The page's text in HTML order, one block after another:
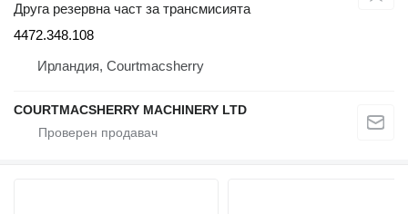
Друга резервна част за трансмисията
4472.348.108
Ирландия, Courtmacsherry
COURTMACSHERRY MACHINERY LTD